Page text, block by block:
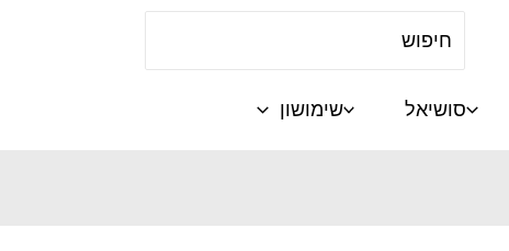
for:
סושיאל שימושון